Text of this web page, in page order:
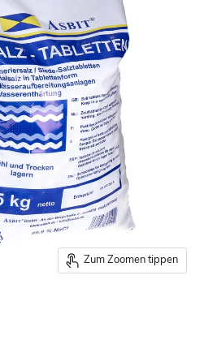
Zum Zoomen tippen